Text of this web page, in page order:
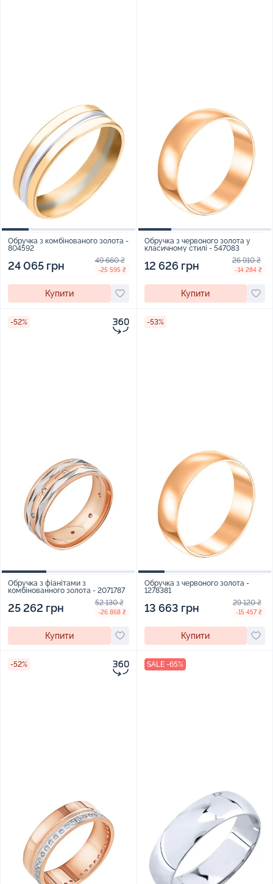
Обручка з комбінованого золота -
804592
24 065 грн 49 660 ₴
-25 595 ₴
Купити
Обручка з червоного золота у
класичному стилі - 547083
12 626 грн 26 910 ₴
-14 284 ₴
Купити
-52%
Обручка з фіанітами з
комбінованного золота - 2071787
25 262 грн 52 130 ₴
-26 868 ₴
Купити
-53%
Обручка з червоного золота -
1278381
13 663 грн 29 120 ₴
-15 457 ₴
Купити
-52% SALE -65%